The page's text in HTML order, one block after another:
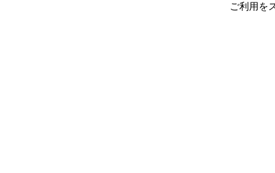
ご利用を